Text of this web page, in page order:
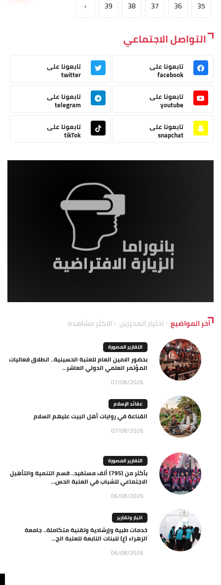
35
36
37
38
39
›
التواصل الاجتماعي
تابعونا على
facebook
تابعونا على
twitter
تابعونا على
youtube
تابعونا على
telegram
تابعونا على
snapchat
تابعونا على
tikTok
آخر المواضيع اختيار المحررين الاكثر مشاهدة
التقارير المصورة
بحضور الامين العام للعتبة الحسينية.. انطلاق فعاليات
المؤتمر العلمي الدولي العاشر...
07/08/2026
عقائد الإسلام
القناعة في روايات أهل البيت عليهم السلام
07/08/2026
التقارير المصورة
بأكثر من (795) ألف مستفيد.. قسم التنمية والتأهيل
الاجتماعي للشباب في العتبة الحس...
06/08/2026
اخبار وتقارير
خدمات طبية وإرشادية وتقنية متكاملة.. جامعة
الزهراء (ع) للبنات التابعة للعتبة الح...
06/08/2026